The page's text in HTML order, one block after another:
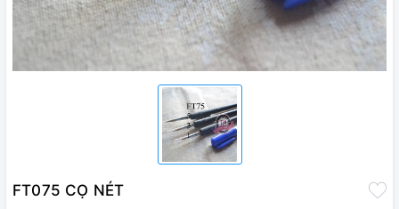
FT075 CỌ NÉT